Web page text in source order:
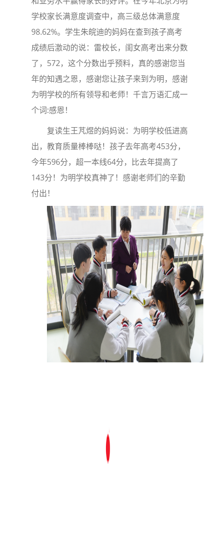
学校家长满意度调查中，高三级总体满意度
98.62%。学生朱皖迪的妈妈在查到孩子高考
成绩后激动的说：雷校长，闺女高考出来分数
了，572，这个分数出乎预料，真的感谢您当
年的知遇之恩，感谢您让孩子来到为明，感谢
为明学校的所有领导和老师！千言万语汇成一
个词:感恩！
复读生王芃煜的妈妈说：为明学校低进高
出，教育质量棒棒哒！孩子去年高考453分，
今年596分，超一本线64分，比去年提高了
143分！为明学校真神了！感谢老师们的辛勤
付出！